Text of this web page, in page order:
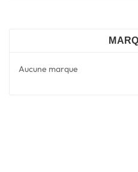
Aucune marque